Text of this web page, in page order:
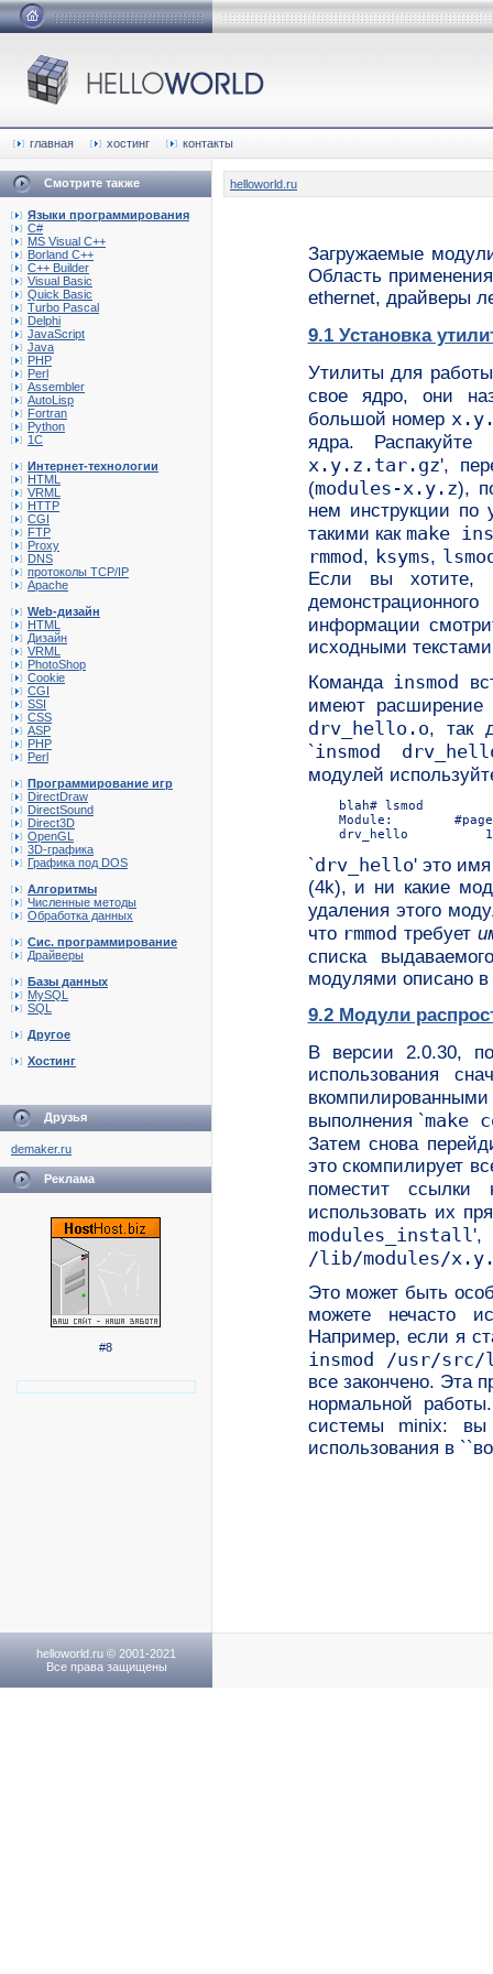
главная хостинг контакты
Смотрите также
Языки программирования
C#
MS Visual C++
Borland C++
C++ Builder
Visual Basic
Quick Basic
Turbo Pascal
Delphi
JavaScript
Java
PHP
Perl
Assembler
AutoLisp
Fortran
Python
1C
Интернет-технологии
HTML
VRML
HTTP
CGI
FTP
Proxy
DNS
протоколы TCP/IP
Apache
Web-дизайн
HTML
Дизайн
VRML
PhotoShop
Cookie
CGI
SSI
CSS
ASP
PHP
Perl
Программирование игр
DirectDraw
DirectSound
Direct3D
OpenGL
3D-графика
Графика под DOS
Алгоритмы
Численные методы
Обработка данных
Сис. программирование
Драйверы
Базы данных
MySQL
SQL
Другое
Хостинг
Друзья
demaker.ru
Реклама
#8
helloworld.ru
Загружаемые
Область
ethernet, драйверы
9.1 Установка
Утилиты для
свое ядро, они
большой номер
ядра.
x.y.z.tar.gz',
(modules-x.y.z),
нем инструкции по
такими как make
rmmod, ksyms,
Если вы хотите,
информации
исходными
Команда insmod
имеют
drv_hello.o, так
`insmod
модулей
    blah# lsmod
Module:
`drv_hello' это
(4k), и ни какие
удаления этого
что rmmod требует
списка
модулями описано в
9.2 Модули
В версии 2.0.30,
использования
выполнения `make
Затем снова
это скомпилирует
поместит
использовать их
modules_install',
/lib/modules/
Это может быть
можете нечасто
Например, если я
insmod /usr/src/
все закончено. Эта
нормальной
системы minix:
использования в
helloworld.ru © 2001-2021
Все права защищены